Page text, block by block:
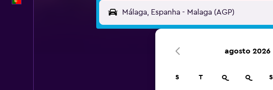
agosto 2026
S T Q Q S